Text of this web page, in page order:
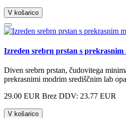
V košarico
Izreden srebrn prstan s
Diven srebrn prstan, čudovitega
prekrasnimi modrim središčnim lab
29.00 EUR Brez DDV: 23.77 EUR
V košarico